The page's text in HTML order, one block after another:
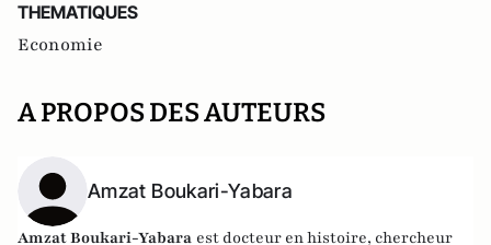
THEMATIQUES
Economie
A PROPOS DES AUTEURS
Amzat Boukari-Yabara
Amzat Boukari-Yabara est docteur en histoire, chercheur